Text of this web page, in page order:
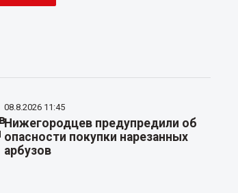
08.8.2026 11:45
Нижегородцев предупредили об
опасности покупки нарезанных
арбузов